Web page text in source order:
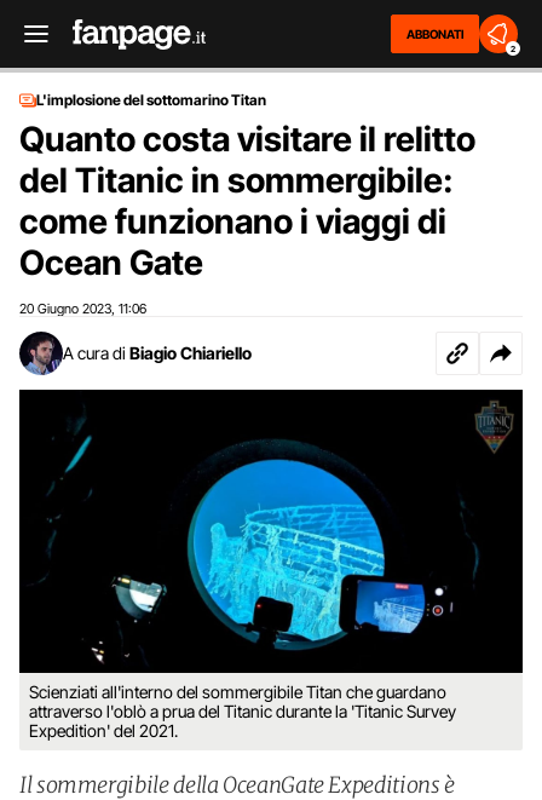
ABBONATI
2
L'implosione del sottomarino Titan
Quanto costa visitare il relitto
del Titanic in sommergibile:
come funzionano i viaggi di
Ocean Gate
20 Giugno 2023 11:06
A cura di Biagio Chiariello
Scienziati all'interno del sommergibile Titan che guardano
attraverso l'oblò a prua del Titanic durante la 'Titanic Survey
Expedition' del 2021.
Il sommergibile della OceanGate Expeditions è